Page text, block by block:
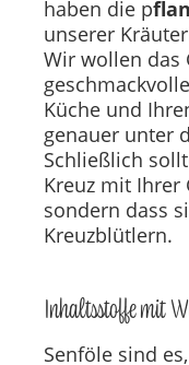
haben die p
unserer
Wir wollen das
Küche und
genauer unter
Schließlich
Kreuz mit Ihrer
sondern dass
Kreuzblütlern.
Inhaltsstoffe mit
Senföle sind